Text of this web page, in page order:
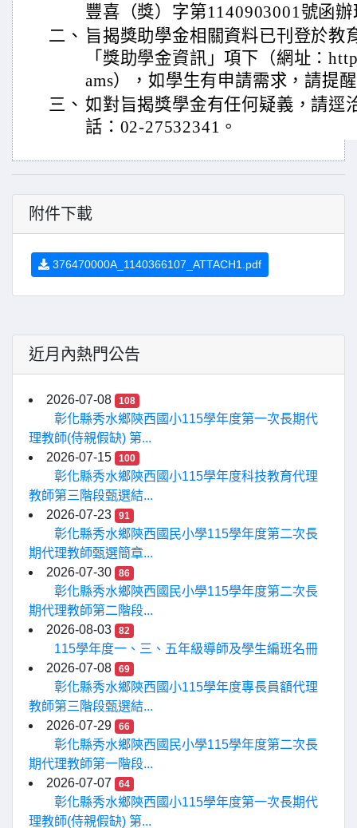
豐喜（獎）字第1140903001號函
二、 旨揭獎助學金相關資料已刊登於教
「獎助學金資訊」項下（網址：
ams），如學生有申請需求，請提
三、 如對旨揭獎學金有任何疑義，請逕
話：02-27532341。
附件下載
376470000A_1140366107_ATTACH1.pdf
近月內熱門公告
2026-07-08 108
彰化縣秀水鄉陝西國小115學年度第一次長期代
理教師(侍親假缺) 第...
2026-07-15
100
彰化縣秀水鄉陝西國小115學年度科技教育代理
教師第三階段甄選結...
2026-07-23
91
彰化縣秀水鄉陝西國民小學115學年度第二次長
期代理教師甄選簡章...
2026-07-30
86
彰化縣秀水鄉陝西國民小學115學年度第二次長
期代理教師第二階段...
2026-08-03
82
115學年度一、三、五年級導師及學生編班名冊
2026-07-08
69
彰化縣秀水鄉陝西國小115學年度專長員額代理
教師第三階段甄選結...
2026-07-29
66
彰化縣秀水鄉陝西國民小學115學年度第二次長
期代理教師第一階段...
2026-07-07
64
彰化縣秀水鄉陝西國小115學年度第一次長期代
理教師(侍親假缺) 第...